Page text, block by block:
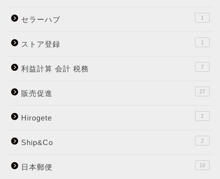
セラーハブ 1
ストア登録 1
利益計算 会計 税務 7
販売促進 27
Hirogete 2
Ship&Co 2
日本郵便 10